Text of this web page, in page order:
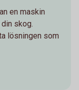
en maskin
skog.
lösningen som